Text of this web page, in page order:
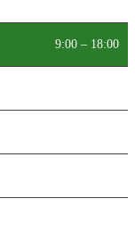
9:00 – 18:00